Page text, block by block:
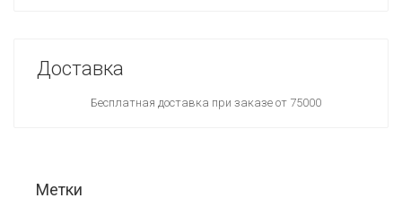
Доставка
Бесплатная доставка при заказе от 75000
Метки